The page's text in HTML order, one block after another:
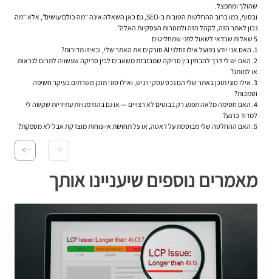
שהולך ומתפצל.
ובסוף, כמו ברוב ההחלטות הטובות ב-SEO, גם כאן השאלה אינה “מה כולם עושים”, אלא “מה
נכון לאתר הזה, לקהל הזה ולמטרות העסקיות האלה”.
5 שאלות שכדאי לשאול לפני שמחליטים
1. האם אני יודע בפועל אילו זחלני AI סורקים את האתר שלי, ובאיזו תדירות?
2. האם יש לי דרך להבחין בין סריקה שמבזבזת משאבים לבין סריקה שעשויה לתרום לנראות
או למותג?
3. אילו סוגי תוכן באתר שלי הם נכס עסקי רגיש, ואילו סוגי תוכן משרתים בעיקר חשיפה
וסמכות?
4. האם חסימה מלאה תפגע רק בבוטים לא רצויים — או גם בהזדמנויות עתידיות שקשה לי
למדוד כרגע?
5. האם ההחלטה שלי מבוססת על דאטה, או על תחושת אי-נוחות מוצדקת אבל לא מספקת?
מאמרים נוספים שיעניינו אותך